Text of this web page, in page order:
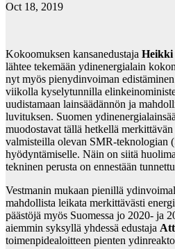
Oct 18, 2019
Kokoomuksen kansanedustaja Heikki
lähtee tekemään ydinenergialain
nyt myös pienydinvoiman
viikolla kyselytunnilla
uudistamaan lainsäädännön ja
luvituksen. Suomen
muodostavat tällä hetkellä
valmisteilla olevan SMR-teknologian
hyödyntämiselle. Näin on siitä
tekninen perusta on ennestään
Vestmanin mukaan pienillä
mahdollista leikata merkittävästi
päästöjä myös Suomessa jo 2020- ja
aiemmin syksyllä yhdessä edustaja
toimenpidealoitteen pienten